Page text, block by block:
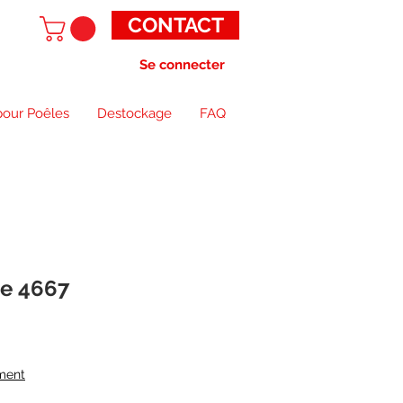
CONTACT
Se connecter
Poêles Destockage FAQ
4667